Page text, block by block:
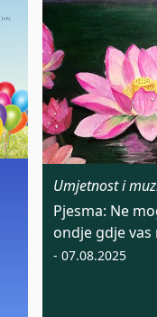
Umjetnost i
Pjesma: Ne
ondje gdje vas
- 07.08.2025